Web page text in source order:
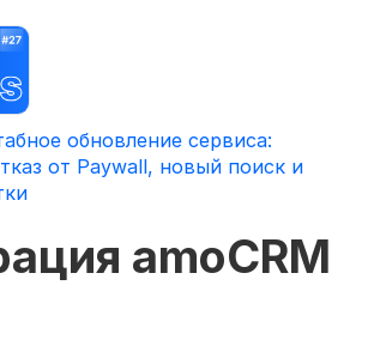
обновление сервиса:
от Paywall, новый поиск и
amoCRM